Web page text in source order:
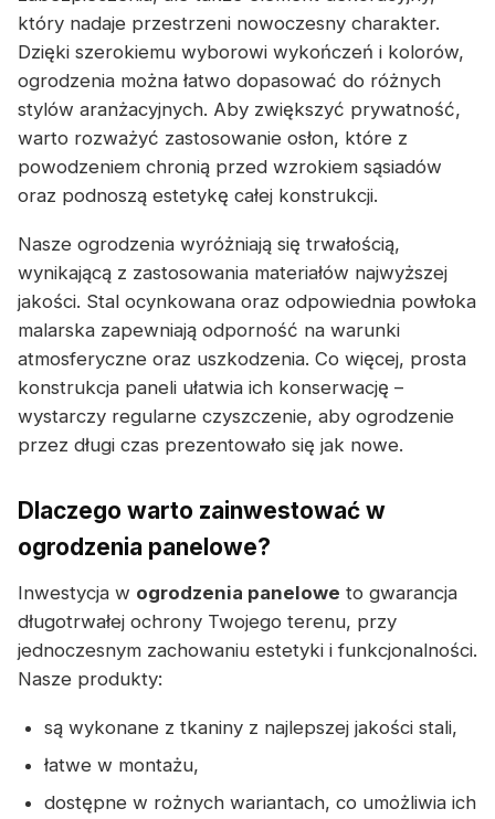
który nadaje przestrzeni nowoczesny charakter.
Dzięki szerokiemu wyborowi wykończeń i kolorów,
ogrodzenia można łatwo dopasować do różnych
stylów aranżacyjnych. Aby zwiększyć prywatność,
warto rozważyć zastosowanie osłon, które z
powodzeniem chronią przed wzrokiem sąsiadów
oraz podnoszą estetykę całej konstrukcji.
Nasze ogrodzenia wyróżniają się trwałością,
wynikającą z zastosowania materiałów najwyższej
jakości. Stal ocynkowana oraz odpowiednia powłoka
malarska zapewniają odporność na warunki
atmosferyczne oraz uszkodzenia. Co więcej, prosta
konstrukcja paneli ułatwia ich konserwację –
wystarczy regularne czyszczenie, aby ogrodzenie
przez długi czas prezentowało się jak nowe.
Dlaczego warto zainwestować w
ogrodzenia panelowe?
Inwestycja w ogrodzenia panelowe to gwarancja
długotrwałej ochrony Twojego terenu, przy
jednoczesnym zachowaniu estetyki i funkcjonalności.
Nasze produkty:
są wykonane z tkaniny z najlepszej jakości stali,
łatwe w montażu,
dostępne w rożnych wariantach, co umożliwia ich